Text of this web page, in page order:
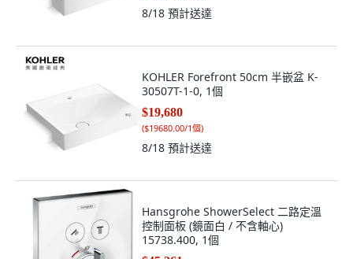
8/18 預計送達
KOHLER Forefront 50cm 半嵌盆 K-
30507T-1-0, 1個
$19,680
($19680.00/1個)
8/18 預計送達
Hansgrohe ShowerSelect 二路定溫
控制面板 (鏡面白 / 不含軸心)
15738.400, 1個